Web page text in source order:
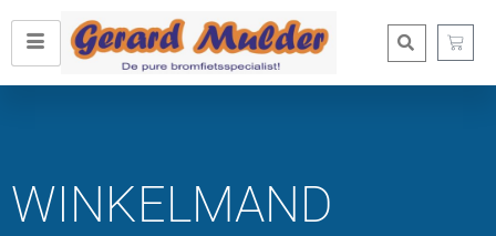
WINKELMAND